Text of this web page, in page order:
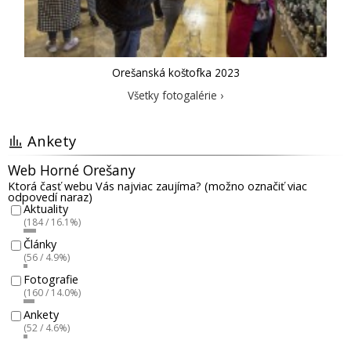
Orešanská koštofka 2023
Všetky fotogalérie ›
Ankety
Web Horné Orešany
Ktorá časť webu Vás najviac zaujíma? (možno označiť viac
odpovedí naraz)
Aktuality
(184 / 16.1%)
Články
(56 / 4.9%)
Fotografie
(160 / 14.0%)
Ankety
(52 / 4.6%)